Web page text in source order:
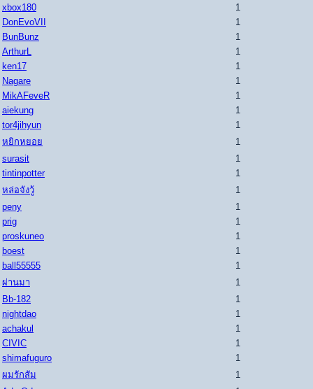
xbox180
1
DonEvoVII
1
BunBunz
1
ArthurL
1
ken17
1
Nagare
1
MikAFeveR
1
aiekung
1
tor4jihyun
1
หยิกหยอย
1
surasit
1
tintinpotter
1
หล่อจังวู้
1
peny
1
prig
1
proskuneo
1
boest
1
ball55555
1
ผ่านมา
1
Bb-182
1
nightdao
1
achakul
1
CIVIC
1
shimafuguro
1
ผมรักสัม
1